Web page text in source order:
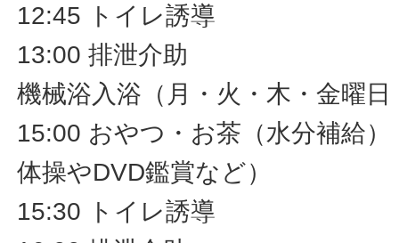
12:45 トイレ誘導
13:00 排泄介助
機械浴入浴（月・火・木・金曜
15:00 おやつ・お茶（水分補給
体操やDVD鑑賞など）
15:30 トイレ誘導